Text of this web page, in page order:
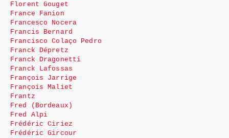
Florent Gouget
France Fanion
Francesco Nocera
Francis Bernard
Francisco Colaço Pedro
Franck Dépretz
Franck Dragonetti
Franck Lafossas
François Jarrige
François Maliet
Frantz
Fred (Bordeaux)
Fred Alpi
Frédéric Ciriez
Frédéric Gircour